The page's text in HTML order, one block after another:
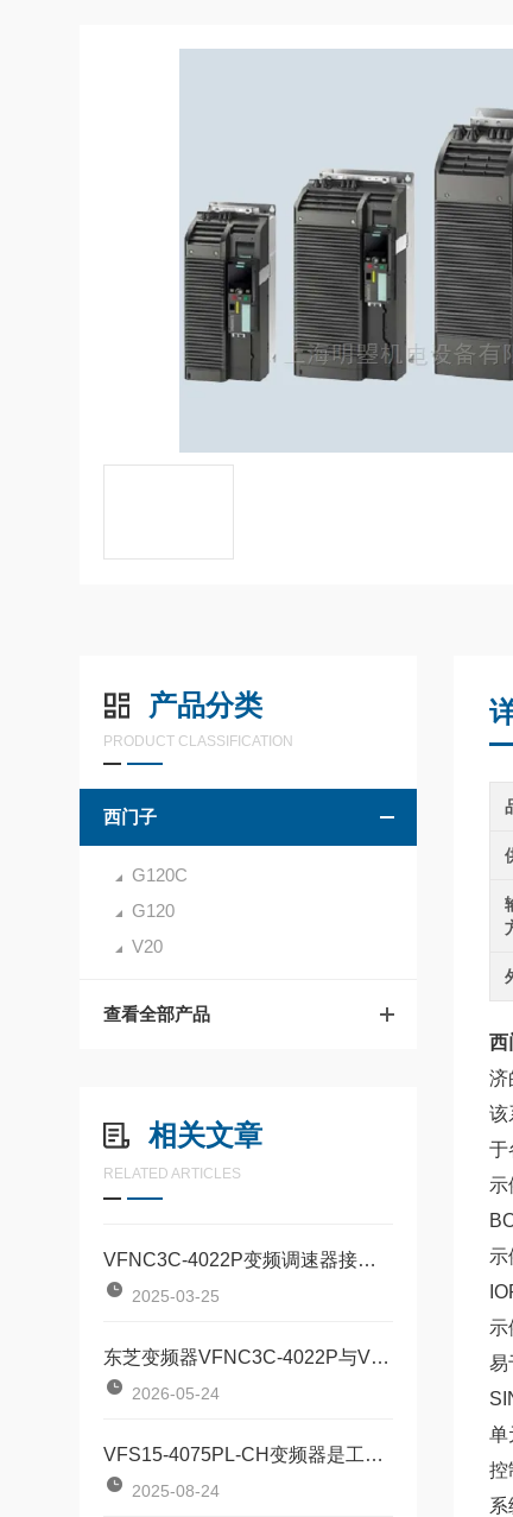
产品分类
PRODUCT CLASSIFICATION
西门子
G120C
G120
V20
查看全部产品
相关文章
RELATED ARTICLES
VFNC3C-4022P变频调速器接线方式全解析
2025-03-25
东芝变频器VFNC3C-4022P与VFNC3C-4055P对比：两款定位器该如何按需选型？
2026-05-24
VFS15-4075PL-CH变频器是工业驱动领域的全能选手
2025-08-24
西
济
该
于
示
示
示
易
单
控
系